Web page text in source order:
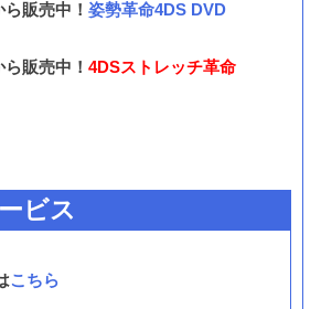
ら販売中！姿勢革命4DS DVD
ら販売中！4DSストレッチ革命
ビス
こちら